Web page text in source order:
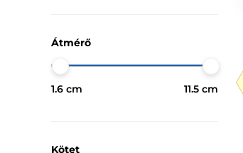
Átmérő
1.6 cm 11.5 cm
Kötet